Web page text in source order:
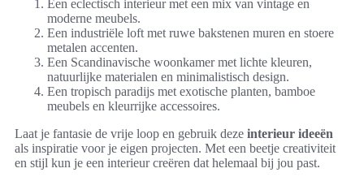
Een eclectisch interieur met een mix van vintage en
moderne meubels.
Een industriële loft met ruwe bakstenen muren en stoere
metalen accenten.
Een Scandinavische woonkamer met lichte kleuren,
natuurlijke materialen en minimalistisch design.
Een tropisch paradijs met exotische planten, bamboe
meubels en kleurrijke accessoires.
Laat je fantasie de vrije loop en gebruik deze interieur ideeën
als inspiratie voor je eigen projecten. Met een beetje creativiteit
en stijl kun je een interieur creëren dat helemaal bij jou past.